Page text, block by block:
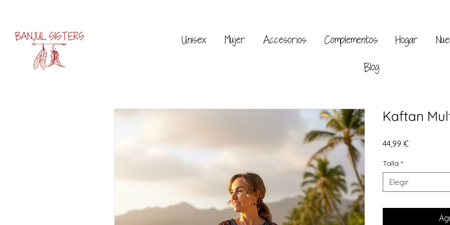
Unisex Mujer Accesorios Complementos Hogar
Blog
Kaftan
44,99 €Precio
Talla *
Elegir